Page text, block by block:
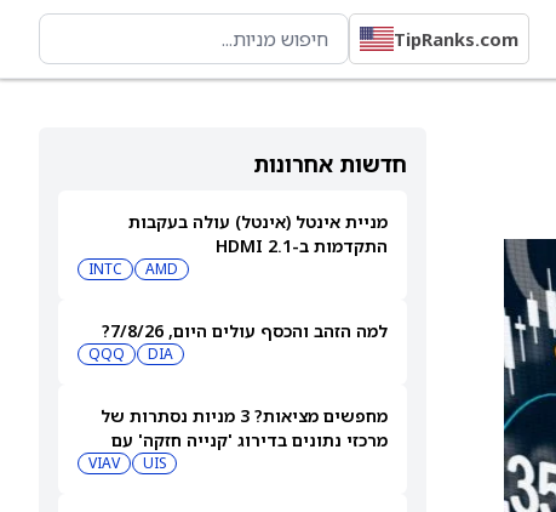
TipRanks.com
חדשות אחרונות
מניית אינטל (אינטל) עולה בעקבות
התקדמות ב-HDMI 2.1
AMD
INTC
למה הזהב והכסף עולים היום, 7/8/26?
DIA
QQQ
מחפשים מציאות? 3 מניות נסתרות של
מרכזי נתונים בדירוג 'קנייה חזקה' עם
UIS
VIAV